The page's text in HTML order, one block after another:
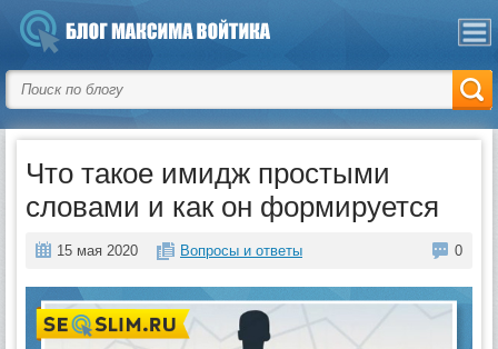
Что такое имидж простыми
словами и как он формируется
15 мая 2020 Вопросы и ответы 0